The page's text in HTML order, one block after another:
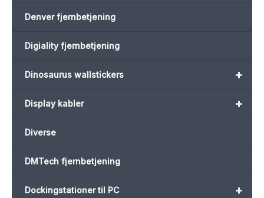
Denver fjernbetjening
Digiality fjernbetjening
+
Dinosaurus wallstickers
+
Display kabler
Diverse
DMTech fjernbetjening
+
Dockingstationer til PC